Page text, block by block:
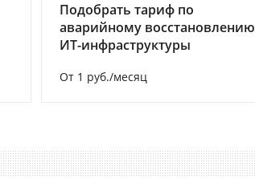
Подобрать тариф по
аварийному восстановлению
ИТ-инфраструктуры
От 1 руб./месяц